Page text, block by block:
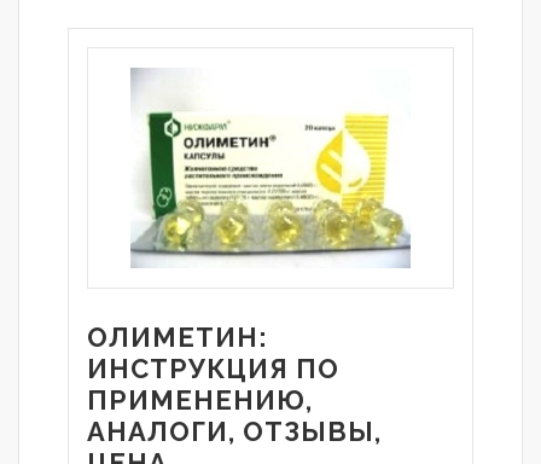
ОЛИМЕТИН:
ИНСТРУКЦИЯ ПО
ПРИМЕНЕНИЮ,
АНАЛОГИ, ОТЗЫВЫ,